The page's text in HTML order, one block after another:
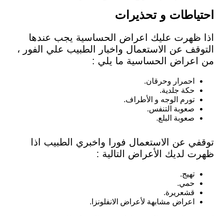
احتياطات و تحذيرات
اذا ظهرت عليك اعراض الحساسية يجب عندها
التوقف عن الاستعمال واخبار الطبيب علي الفور ،
من اعراض الحساسية ما يلي :
احمرار وحرقان.
حكة جلدية.
تورم الوجه و الأطراف.
صعوبة التنفس.
صعوبة البلع.
توقفي عن الاستعمال فورا واخبري الطبيب اذا
ظهرت لديك الأعراض التالية :
تهيج.
حمي.
قشعريرة.
اعراض مشابهة لأعراض الانفلونزا.